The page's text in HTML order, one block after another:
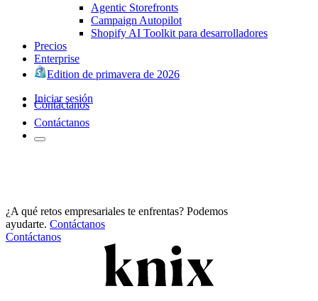
Agentic Storefronts
Campaign Autopilot
Shopify AI Toolkit para desarrolladores
Precios
Enterprise
Edition de primavera de 2026
Iniciar sesión
Contáctanos
Contáctanos
¿A qué retos empresariales te enfrentas? Podemos
ayudarte. Contáctanos
Contáctanos